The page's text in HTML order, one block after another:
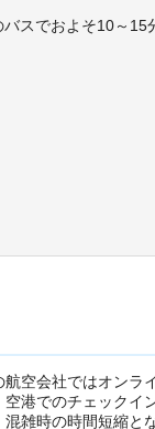
スでおよそ10～15
空会社ではオンラ
港でのチェックイ
雑時の時間短縮と